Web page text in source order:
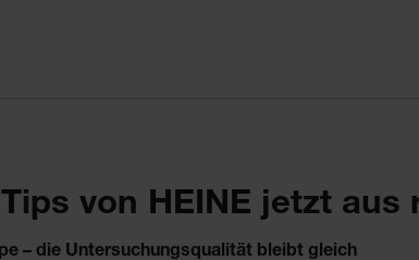
von HEINE jetzt aus
– die Untersuchungsqualität bleibt gleich